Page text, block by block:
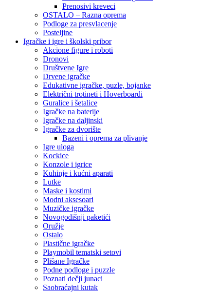
Prenosivi kreveci
OSTALO – Razna oprema
Podloge za presvlacenje
Posteljine
Igračke i igre i školski pribor
Akcione figure i roboti
Dronovi
Društvene Igre
Drvene igračke
Edukativne igračke, puzle, bojanke
Električni trotineti i Hoverboardi
Guralice i šetalice
Igračke na baterije
Igračke na daljinski
‎Igračke za dvorište
Bazeni i oprema za plivanje
Igre uloga
Kockice
Konzole i igrice
Kuhinje i kućni aparati
Lutke
Maske i kostimi
Modni aksesoari
Muzičke igračke
Novogodišnji paketići
Oružje
Ostalo
Plastične igračke
Playmobil tematski setovi
Plišane Igračke
Podne podloge i puzzle
Poznati dečji junaci
Saobraćajni kutak